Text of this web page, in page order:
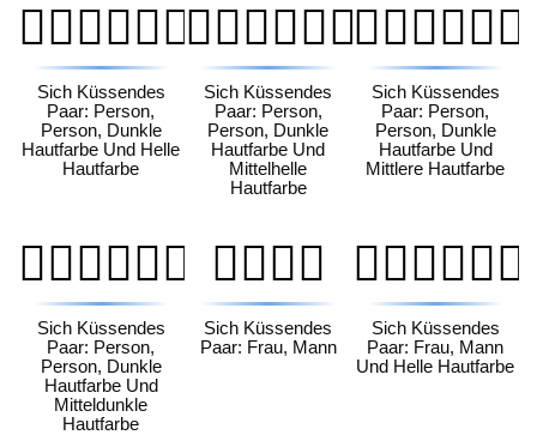
🧑🏿‍❤️‍💋‍🧑🏻
Sich Küssendes
Paar: Person,
Person, Dunkle
Hautfarbe Und Helle
Hautfarbe
🧑🏿‍❤️‍💋‍🧑🏼
Sich Küssendes
Paar: Person,
Person, Dunkle
Hautfarbe Und
Mittelhelle
Hautfarbe
🧑🏿‍❤️‍💋‍🧑🏽
Sich Küssendes
Paar: Person,
Person, Dunkle
Hautfarbe Und
Mittlere Hautfarbe
🧑🏿‍❤️‍💋‍🧑🏾
Sich Küssendes
Paar: Person,
Person, Dunkle
Hautfarbe Und
Mitteldunkle
Hautfarbe
👩‍❤️‍💋‍👨
Sich Küssendes
Paar: Frau, Mann
👩🏻‍❤️‍💋‍👨🏻
Sich Küssendes
Paar: Frau, Mann
Und Helle Hautfarbe